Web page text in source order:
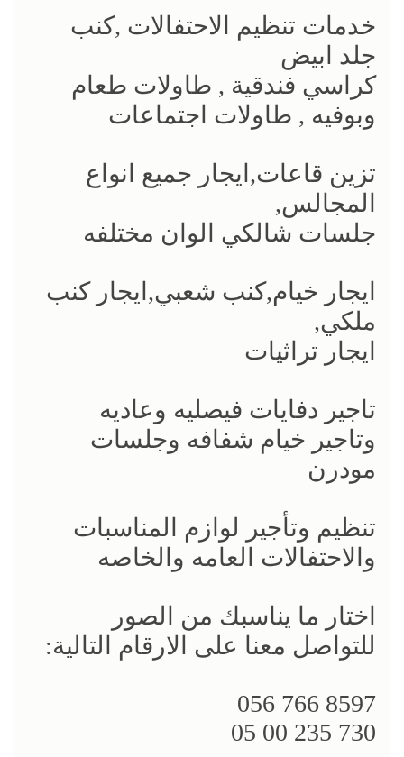
خدمات تنظيم الاحتفالات ,كنب
جلد ابيض
كراسي فندقية , طاولات طعام
وبوفيه , طاولات اجتماعات
تزين قاعات,ايجار جميع انواع
المجالس,
جلسات شالكي الوان مختلفه
ايجار خيام,كنب شعبي,ايجار كنب
ملكي,
ايجار تراثيات
تاجير دفايات فيصليه وعاديه
وتاجير خيام شفافه وجلسات
مودرن
تنظيم وتأجير لوازم المناسبات
والاحتفالات العامه والخاصه
اختار ما يناسبك من الصور
للتواصل معنا على الارقام التالية:
8597 766 056
730 235 00 05